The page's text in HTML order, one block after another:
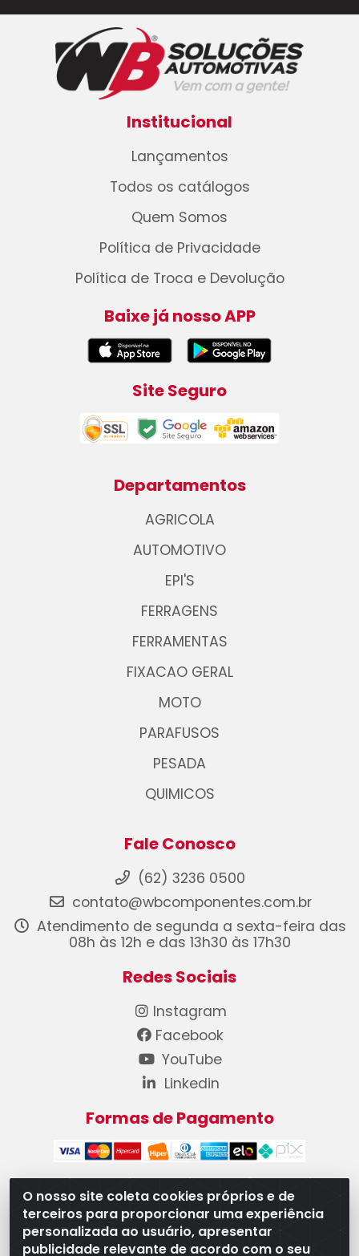
O nosso site coleta cookies próprios e de
terceiros para proporcionar uma experiência
personalizada ao usuário, apresentar
publicidade relevante de acordo com o seu
Institucional
Lançamentos
Todos os catálogos
Quem Somos
Política de Privacidade
Política de Troca e Devolução
Baixe já nosso APP
Site Seguro
Departamentos
AGRICOLA
AUTOMOTIVO
EPI'S
FERRAGENS
FERRAMENTAS
FIXACAO GERAL
MOTO
PARAFUSOS
PESADA
QUIMICOS
Fale Conosco
(62) 3236 0500
contato@wbcomponentes.com.br
Atendimento de segunda a sexta-feira das
08h às 12h e das 13h30 às 17h30
Redes Sociais
Instagram
Facebook
YouTube
Linkedin
Formas de Pagamento
WB Componentes Automotivos LTDA - CNPJ
08.528.393/0001-12 - Rua do Níquel, 667 - Parque
Oeste Industrial, Goiânia/GO - CEP 74375-660